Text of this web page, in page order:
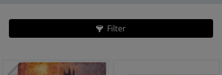
Filter